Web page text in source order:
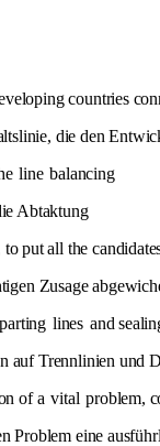
countries
die den
line balancing
Abtaktung
put all the
Zusage
lines and
auf Trennlinien und
of a vital problem,
Problem eine